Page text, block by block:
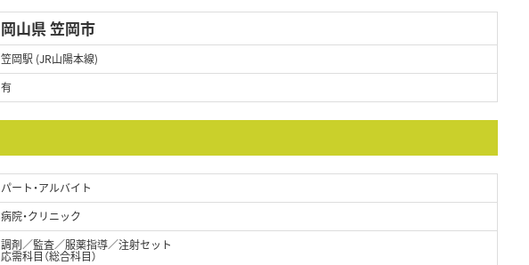
岡山県 笠岡市
笠岡駅 (JR山陽本線)
有
パート・アルバイト
病院・クリニック
調剤／監査／服薬指導／注射セット
応需科目（総合科目）